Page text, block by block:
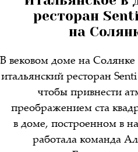
ресторан
на
В вековом доме на
итальянский ресторан
чтобы привнести
преображением ста
в доме, построенном в
работала команда